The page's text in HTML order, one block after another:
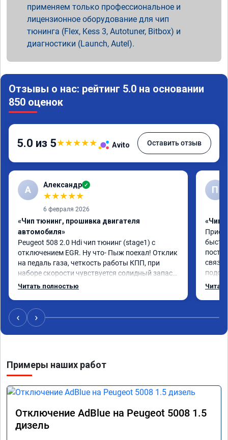
применяем только профессиональное и
лицензионное оборудование для чип
тюнинга (Flex, Kess 3, Autotuner, Bitbox) и
диагностики (Launch, Autel).
Отзывы о нас: рейтинг 5.0 на основании
850 оценок
5.0 из 5★★★★★ Avito Оставить отзыв
А Александр ✓
★★★★★
6 февраля 2026
«Чип тюнинг, прошивка двигателя
автомобиля»
Peugeot 508 2.0 Hdi чип тюнинг (stage1) с
отключением EGR. Ну что- Пыж поехал! Отклик
на педаль газа, четкость работы КПП, при
наборе скорости чувствуется солидный запас
мощности. Ребята постарались на совесть,
Читать полностью
П
«Чип
‹ ›
Примеры наших работ
Отключение AdBlue на Peugeot 5008 1.5
дизель